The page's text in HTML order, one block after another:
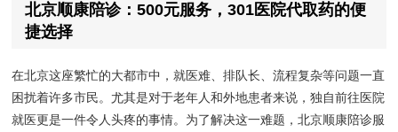
北京顺康陪诊：500元服务，301医院代取药的便
捷选择
在北京这座繁忙的大都市中，就医难、排队长、流程复杂等问题一直
困扰着许多市民。尤其是对于老年人和外地患者来说，独自前往医院
就医更是一件令人头疼的事情。为了解决这一难题，北京顺康陪诊服